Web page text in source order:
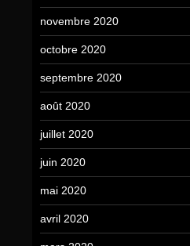
novembre 2020
octobre 2020
septembre 2020
août 2020
juillet 2020
juin 2020
mai 2020
avril 2020